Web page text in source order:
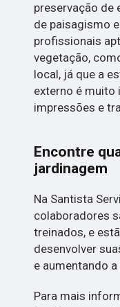
preservação de
de paisagismo
profissionais
vegetação,
local, já que a
externo é muito
impressões e
Encontre
jardinagem
Na Santista
colaboradores
treinados, e
desenvolver
e aumentando
Para mais